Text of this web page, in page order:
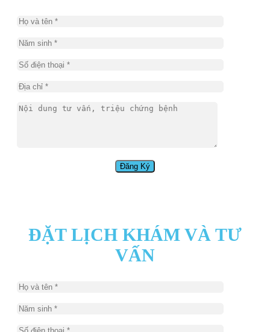
ĐẶT LỊCH KHÁM VÀ TƯ
VẤN